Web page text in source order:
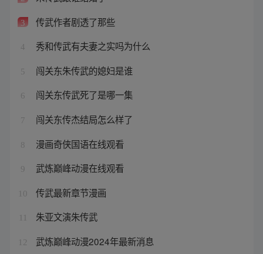
3 传武作者剧透了那些
4 秀和传武有夫妻之实吗为什么
5 闯关东朱传武的媳妇是谁
6 闯关东传武死了是哪一集
7 闯关东传杰结局怎么样了
8 漫画奇侠国语在线观看
9 武炼巅峰动漫在线观看
10 传武最新章节漫画
朱亚文演朱传武
12 武炼巅峰动漫2024年最新消息